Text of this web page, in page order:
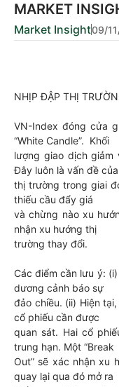
MARKET
Market Insight09/
NHỊP ĐẬP THỊ
VN-Index đóng cửa
“White Candle”. Khối
lượng giao dịch
Đây luôn là vấn đề của
thị trường trong giai
thiếu cầu đẩy giá
và chừng nào xu
nhận xu hướng thị
trường thay đổi.
Các điểm cần lưu ý:
dương cảnh báo sự
đảo chiều. (ii) Hiện
cổ phiếu cần được
quan sát. Hai cổ
trung hạn. Một “Break
Out” sẽ xác nhận xu
quay lại qua đó mở ra